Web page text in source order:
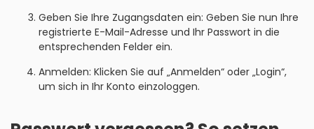
Geben Sie Ihre Zugangsdaten ein: Geben Sie nun Ihre
registrierte E-Mail-Adresse und Ihr Passwort in die
entsprechenden Felder ein.
Anmelden: Klicken Sie auf „Anmelden“ oder „Login“,
um sich in Ihr Konto einzologgen.